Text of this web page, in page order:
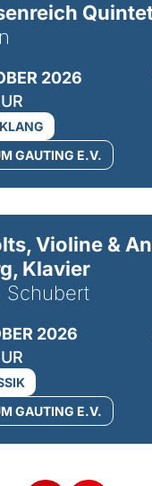
2026
GAUTING E.V.
Violine &
Klavier
Schubert
2026
GAUTING E.V.